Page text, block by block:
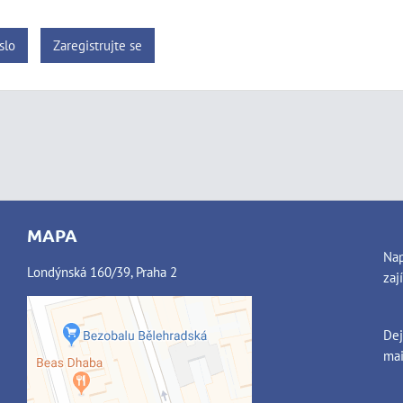
Zaregistrujte se
MAPA
Londýnská 160/39, Praha 2
Externí obsah je blokován
Volbami soukromí